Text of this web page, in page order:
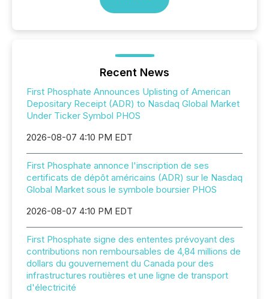
Recent News
First Phosphate Announces Uplisting of American
Depositary Receipt (ADR) to Nasdaq Global Market
Under Ticker Symbol PHOS
2026-08-07 4:10 PM EDT
First Phosphate annonce l'inscription de ses
certificats de dépôt américains (ADR) sur le Nasdaq
Global Market sous le symbole boursier PHOS
2026-08-07 4:10 PM EDT
First Phosphate signe des ententes prévoyant des
contributions non remboursables de 4,84 millions de
dollars du gouvernement du Canada pour des
infrastructures routières et une ligne de transport
d'électricité